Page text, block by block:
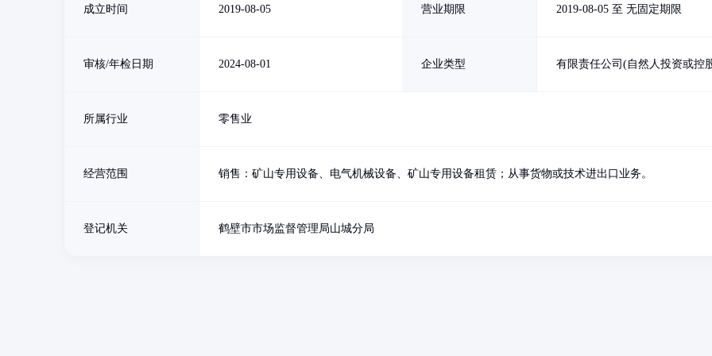
成立时间 2019-08-05 营业期限 2019-08-05 至 无固定期限
审核/年检日期 2024-08-01 企业类型 有限责任公司(自然人投资或控
所属行业 零售业
经营范围 销售：矿山专用设备、电气机械设备、矿山专用设备租赁；从事货物或技术进出口业务。
登记机关 鹤壁市市场监督管理局山城分局